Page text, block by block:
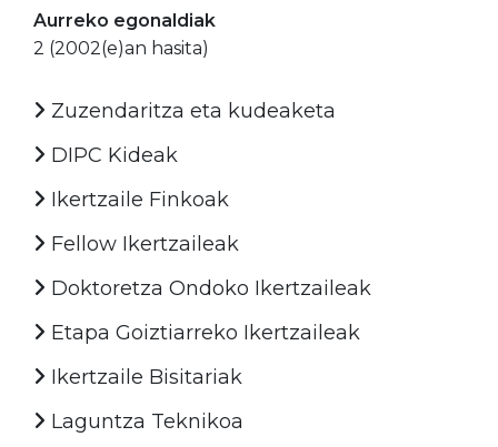
Aurreko egonaldiak
2 (2002(e)an hasita)
Zuzendaritza eta kudeaketa
DIPC Kideak
Ikertzaile Finkoak
Fellow Ikertzaileak
Doktoretza Ondoko Ikertzaileak
Etapa Goiztiarreko Ikertzaileak
Ikertzaile Bisitariak
Laguntza Teknikoa